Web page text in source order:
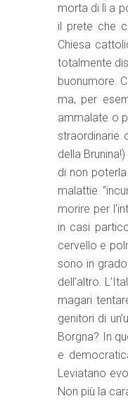
morta di lì a
il prete che
Chiesa
totalmente
buonumore.
ma, per
ammalate o
straordinarie
della
di non
malattie
morire per
in casi
cervello e
sono in
dell’altro.
magari
genitori di
Borgna? In
e
Leviatano
Non più la